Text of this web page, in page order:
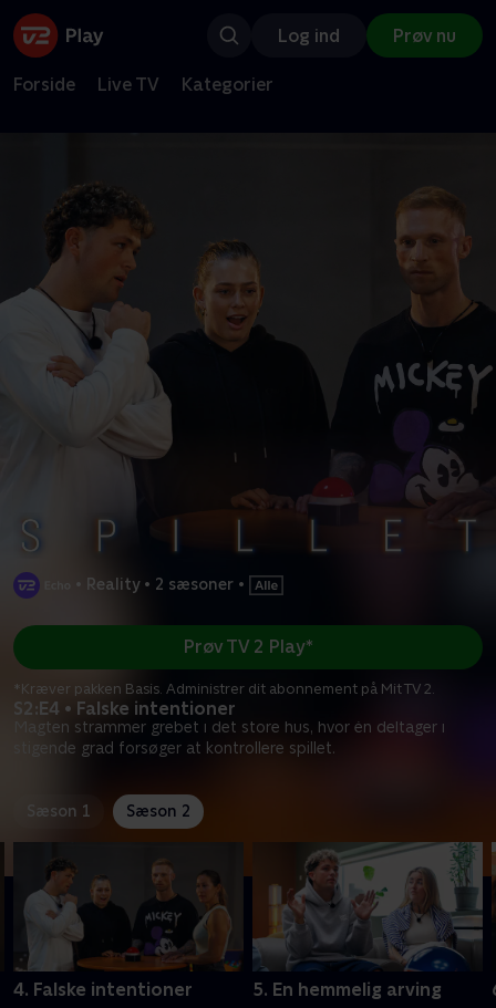
Log ind Prøv nu
Forside Live TV Kategorier
• Reality • 2 sæsoner •
S2:E4 • Falske intentioner
Magten strammer grebet i det store hus, hvor én deltager i
stigende grad forsøger at kontrollere spillet.
Prøv TV 2 Play*
*Kræver pakken Basis. Administrer dit abonnement på Mit TV 2.
Sæson 1 Sæson 2
4. Falske intentioner 5. En hemmelig arving